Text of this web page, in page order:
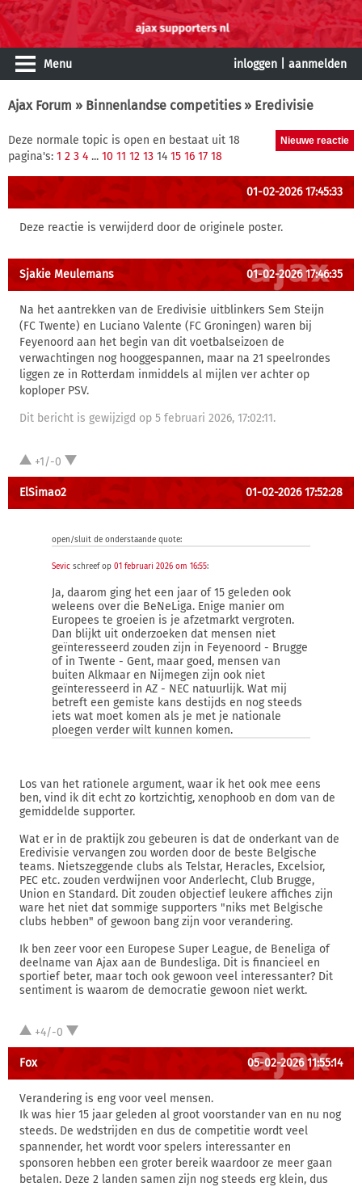
Menu inloggen aanmelden
Ajax Forum » Binnenlandse competities» Eredivisie
Deze normale topic is open en bestaat uit 18
pagina's: 1 2 3 4 ... 10 11 12 13 14 15 16 17 18
01-02-2026 17:45:33
Deze reactie is verwijderd door de originele poster.
Sjakie Meulemans 01-02-2026 17:46:35
Na het aantrekken van de Eredivisie uitblinkers Sem Steijn
(FC Twente) en Luciano Valente (FC Groningen) waren bij
Feyenoord aan het begin van dit voetbalseizoen de
verwachtingen nog hooggespannen, maar na 21 speelrondes
liggen ze in Rotterdam inmiddels al mijlen ver achter op
koploper PSV.
Dit bericht is gewijzigd op 5 februari 2026, 17:02:11.
+1/-0
ElSimao2 01-02-2026 17:52:28
open/sluit de onderstaande quote:
Sevic schreef op 01 februari 2026 om 16:55:
Ja, daarom ging het een jaar of 15 geleden ook
weleens over die BeNeLiga. Enige manier om
Europees te groeien is je afzetmarkt vergroten.
Dan blijkt uit onderzoeken dat mensen niet
geïnteresseerd zouden zijn in Feyenoord - Brugge
of in Twente - Gent, maar goed, mensen van
buiten Alkmaar en Nijmegen zijn ook niet
geïnteresseerd in AZ - NEC natuurlijk. Wat mij
betreft een gemiste kans destijds en nog steeds
iets wat moet komen als je met je nationale
ploegen verder wilt kunnen komen.
Los van het rationele argument, waar ik het ook mee eens
ben, vind ik dit echt zo kortzichtig, xenophoob en dom van de
gemiddelde supporter.
Wat er in de praktijk zou gebeuren is dat de onderkant van de
Eredivisie vervangen zou worden door de beste Belgische
teams. Nietszeggende clubs als Telstar, Heracles, Excelsior,
PEC etc. zouden verdwijnen voor Anderlecht, Club Brugge,
Union en Standard. Dit zouden objectief leukere affiches zijn
ware het niet dat sommige supporters "niks met Belgische
clubs hebben" of gewoon bang zijn voor verandering.
Ik ben zeer voor een Europese Super League, de Beneliga of
deelname van Ajax aan de Bundesliga. Dit is financieel en
sportief beter, maar toch ook gewoon veel interessanter? Dit
sentiment is waarom de democratie gewoon niet werkt.
+4/-0
Fox 05-02-2026 11:55:14
Verandering is eng voor veel mensen.
Ik was hier 15 jaar geleden al groot voorstander van en nu nog
steeds. De wedstrijden en dus de competitie wordt veel
spannender, het wordt voor spelers interessanter en
sponsoren hebben een groter bereik waardoor ze meer gaan
betalen. Deze 2 landen samen zijn nog steeds erg klein, dus